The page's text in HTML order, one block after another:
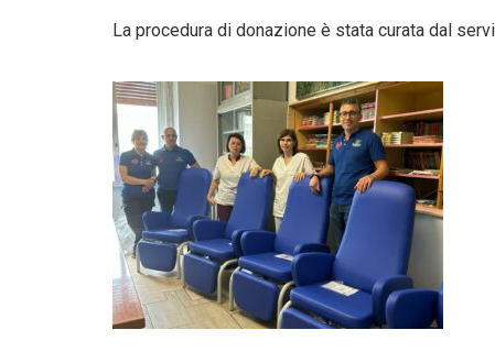
La procedura di donazione è stata curata dal